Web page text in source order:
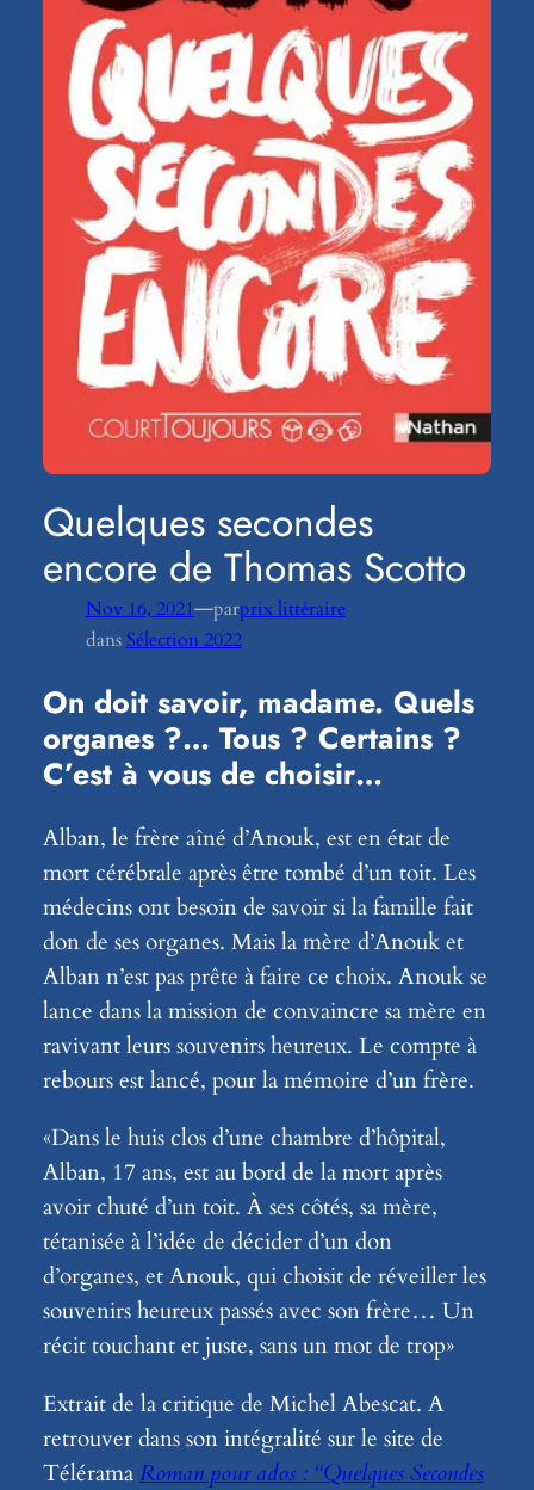
Quelques secondes
encore de Thomas Scotto
Nov 16, 2021—parprix littéraire
dans Sélection 2022
On doit savoir, madame. Quels
organes ?… Tous ? Certains ?
C’est à vous de choisir…
Alban, le frère aîné d’Anouk, est en état de
mort cérébrale après être tombé d’un toit. Les
médecins ont besoin de savoir si la famille fait
don de ses organes. Mais la mère d’Anouk et
Alban n’est pas prête à faire ce choix. Anouk se
lance dans la mission de convaincre sa mère en
ravivant leurs souvenirs heureux. Le compte à
rebours est lancé, pour la mémoire d’un frère.
«Dans le huis clos d’une chambre d’hôpital,
Alban, 17 ans, est au bord de la mort après
avoir chuté d’un toit. À ses côtés, sa mère,
tétanisée à l’idée de décider d’un don
d’organes, et Anouk, qui choisit de réveiller les
souvenirs heureux passés avec son frère… Un
récit touchant et juste, sans un mot de trop»
Extrait de la critique de Michel Abescat. A
retrouver dans son intégralité sur le site de
TéléramaRoman pour ados : “Quelques Secondes